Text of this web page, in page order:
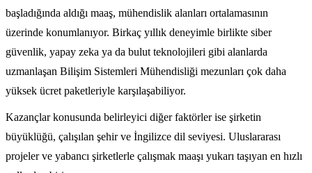
başladığında aldığı maaş, mühendislik alanları ortalamasının
üzerinde konumlanıyor. Birkaç yıllık deneyimle birlikte siber
güvenlik, yapay zeka ya da bulut teknolojileri gibi alanlarda
uzmanlaşan Bilişim Sistemleri Mühendisliği mezunları çok daha
yüksek ücret paketleriyle karşılaşabiliyor.
Kazançlar konusunda belirleyici diğer faktörler ise şirketin
büyüklüğü, çalışılan şehir ve İngilizce dil seviyesi. Uluslararası
projeler ve yabancı şirketlerle çalışmak maaşı yukarı taşıyan en hızlı